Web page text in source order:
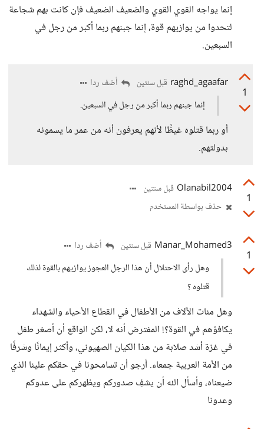
إنما يواجه القوي القوي والضعيف الضعيف فإن كانت بهم شجاعة
لتحدوا من يوازيهم قوة، إنما جبنهم ربما أكبر من رجل في
السبعين.
1
raghd_agaafar قبل سنتين
أضف ردا
إنما جبنهم ربما أكبر من رجل في السبعين.
أو ربما قتلوه غيظًا لأنهم يعرفون أنه من عمر ما يسمونه
بدولتهم.
1
Olanabil2004 قبل سنتين
حذف بواسطة المستخدم
1
Manar_Mohamed3 قبل سنتين
أضف ردا
وهل رأى الاحتلال أن هذا الرجل العجوز يوازيهم بالقوة لذلك
قتلوه ؟
وهل مئات الآلاف من الأطفال في القطاع الأحياء والشهداء
يكافؤهم في القوة؟! المفترض أنه لا، لكن الواقع أن أصغر طفل
في غزة أشد صلابة من هذا الكيان الصهيوني، وأكثر إيمانًا وشرفًا
من الأمة العربية جمعاء. أرجو أن تسامحونا في حقكم علينا الذي
ضيعناه، وأسأل الله أن يشفِ صدوركم ويظهركم على عدوكم
وعدونا